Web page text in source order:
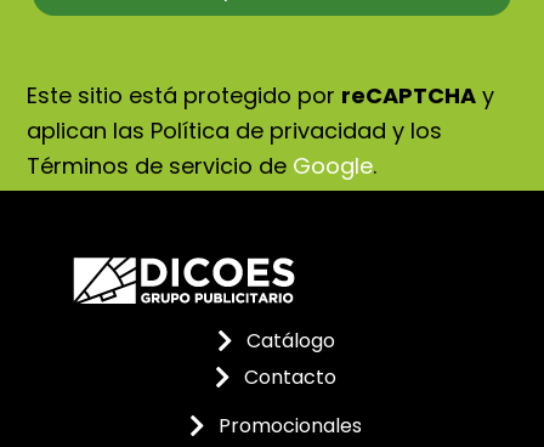
Este sitio está protegido por reCAPTCHA y
aplican las Política de privacidad y los
Términos de servicio de Google.
Catálogo
Contacto
Promocionales